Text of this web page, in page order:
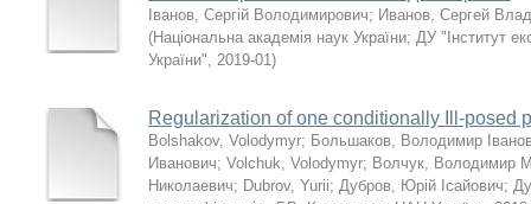
Іванов, Сергій Володимирович; Иванов, Сергей
(Національна академія наук України; ДУ "Інститут
України", 2019-01)
Regularization of one conditionally Ill-posed
Bolshakov, Volodymyr; Большаков, Володимир
Иванович; Volchuk, Volodymyr; Волчук, Володимир
Николаевич; Dubrov, Yurii; Дубров, Юрій Ісайович;